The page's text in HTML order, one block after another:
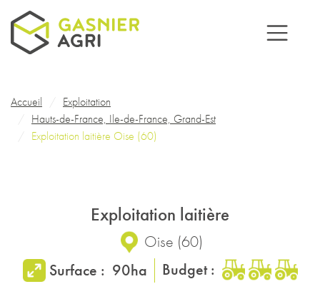
Aller au contenu principal
Fil d'Ariane
Accueil
Exploitation
Hauts-de-France, Ile-de-France, Grand-Est
Exploitation laitière Oise (60)
Exploitation laitière
Oise (60)
Surface : 90ha Budget :